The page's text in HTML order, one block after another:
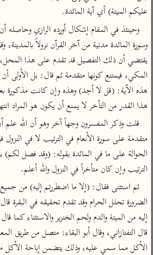
تفسير ابن كثير
تفسير القرطبي
تفسير البغوي
جمع الأقوال
تفسير ابن الجوزي
تفسير الماوردي
منتقاة
تفسير ابن القيم
تفسير ابن تيمية
عامّة
تفسير السمعاني
تفسير مكّي
فتح القدير للشوكاني
تفسير ابن جزي
موسوعات
تفسير الآلوسي
تفسير الرازي
أخرى
أضواء البيان
نظم الدرر للبقاعي
لغة وبلاغة
التحرير والتنوير
المحرر الوجيز لابن
عطية
البحر المحيط لأبي
عليكم الميتة) أي آية المائدة.
هذا القدر من التأخر لا يمنع أن يكون هو المراد
الترتيب وإن كان متأخراً في النزول والله أعلم.